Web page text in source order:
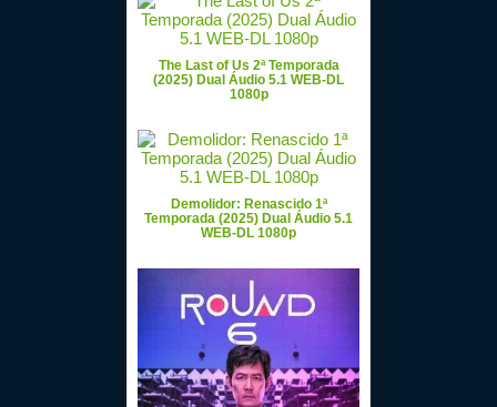
The Last of Us 2ª Temporada
(2025) Dual Áudio 5.1 WEB-DL
1080p
Demolidor: Renascido 1ª
Temporada (2025) Dual Áudio 5.1
WEB-DL 1080p